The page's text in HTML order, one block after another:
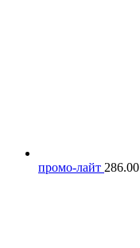
промо-лайт 286.00